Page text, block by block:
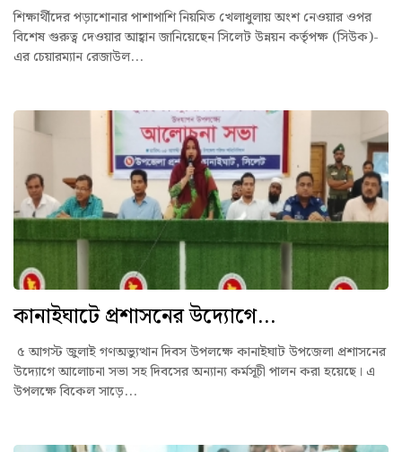
শিক্ষার্থীদের পড়াশোনার পাশাপাশি নিয়মিত খেলাধুলায় অংশ নেওয়ার ওপর
বিশেষ গুরুত্ব দেওয়ার আহ্বান জানিয়েছেন সিলেট উন্নয়ন কর্তৃপক্ষ (সিউক)-
এর চেয়ারম্যান রেজাউল...
কানাইঘাটে প্রশাসনের উদ্যোগে...
৫ আগস্ট জুলাই গণঅভ্যুত্থান দিবস উপলক্ষে কানাইঘাট উপজেলা প্রশাসনের
উদ্যোগে আলোচনা সভা সহ দিবসের অন্যান্য কর্মসূচী পালন করা হয়েছে। এ
উপলক্ষে বিকেল সাড়ে...